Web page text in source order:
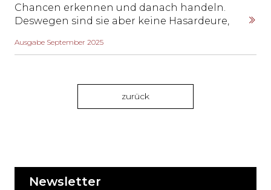
Chancen erkennen und danach handeln.
Deswegen sind sie aber keine Hasardeure,
Generationen hinweg von Verantwortung
ethischen und sozialen Werthaltung
Ausgabe September 2025
zurück
Newsletter